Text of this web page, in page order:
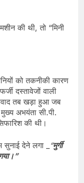
की थी, तो “मिनी
को तकनीकी कारण
दस्तावेजों वाली
तब खड़ा हुआ जब
अभयंता सी.पी.
की थी।
देने लगा _ “मुर्गी